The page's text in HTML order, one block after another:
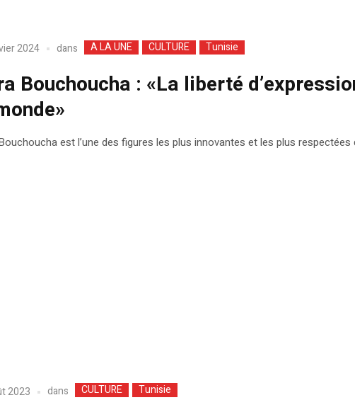
2024 dans A LA UNE CULTURE Tunisie
Bouchoucha : «La liberté
est l’une des figures les plus innovantes et les plus respectées
2023 dans CULTURE Tunisie